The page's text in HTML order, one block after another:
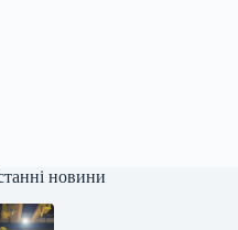
новини